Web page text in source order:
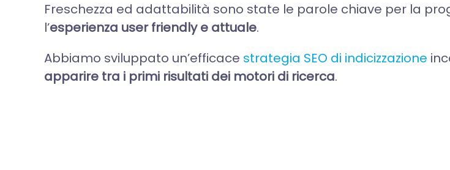
Freschezza ed adattabilità sono state le parole chiave per la
l’esperienza user friendly e attuale.
Abbiamo sviluppato un’efficace strategia SEO di indicizzazione
apparire tra i primi risultati dei motori di ricerca.